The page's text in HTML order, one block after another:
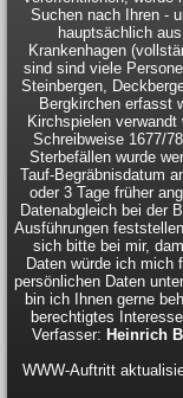
Suchen nach Ihren -
hauptsächlich
Krankenhagen
sind sind viele
Steinbergen,
Bergkirchen erfasst
Kirchspielen
Schreibweise 1677/
Sterbefällen wurde
Tauf-Begräbnisdatum
oder 3 Tage früher
Datenabgleich bei der
Ausführungen
sich bitte bei mir,
Daten würde ich mich
persönlichen Daten
bin ich Ihnen gerne
berechtigtes
Verfasser: Heinrich
WWW-Auftritt